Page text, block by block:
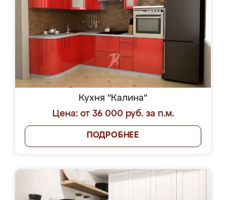
Кухня "Калина"
Цена: от 36 000 руб. за п.м.
ПОДРОБНЕЕ